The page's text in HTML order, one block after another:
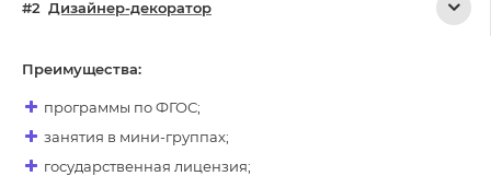
Дизайнер-декоратор
Преимущества:
программы по ФГОС;
занятия в мини-группах;
государственная лицензия;